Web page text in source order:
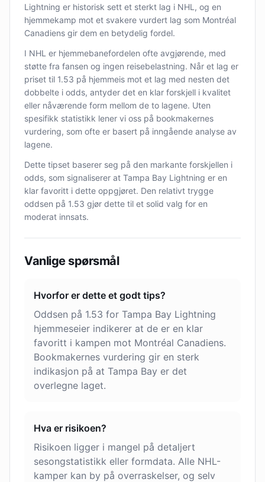
Lightning er historisk sett et sterkt lag i NHL, og en
hjemmekamp mot et svakere vurdert lag som Montréal
Canadiens gir dem en betydelig fordel.
I NHL er hjemmebanefordelen ofte avgjørende, med
støtte fra fansen og ingen reisebelastning. Når et lag er
priset til 1.53 på hjemmeis mot et lag med nesten det
dobbelte i odds, antyder det en klar forskjell i kvalitet
eller nåværende form mellom de to lagene. Uten
spesifikk statistikk lener vi oss på bookmakernes
vurdering, som ofte er basert på inngående analyse av
lagene.
Dette tipset baserer seg på den markante forskjellen i
odds, som signaliserer at Tampa Bay Lightning er en
klar favoritt i dette oppgjøret. Den relativt trygge
oddsen på 1.53 gjør dette til et solid valg for en
moderat innsats.
Vanlige spørsmål
Hvorfor er dette et godt tips?
Oddsen på 1.53 for Tampa Bay Lightning
hjemmeseier indikerer at de er en klar
favoritt i kampen mot Montréal Canadiens.
Bookmakernes vurdering gir en sterk
indikasjon på at Tampa Bay er det
overlegne laget.
Hva er risikoen?
Risikoen ligger i mangel på detaljert
sesongstatistikk eller formdata. Alle NHL-
kamper kan by på overraskelser, og selv